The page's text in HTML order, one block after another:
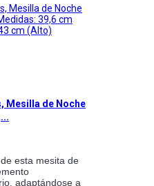
Mesilla de Noche
esta mesita de
adaptándose a